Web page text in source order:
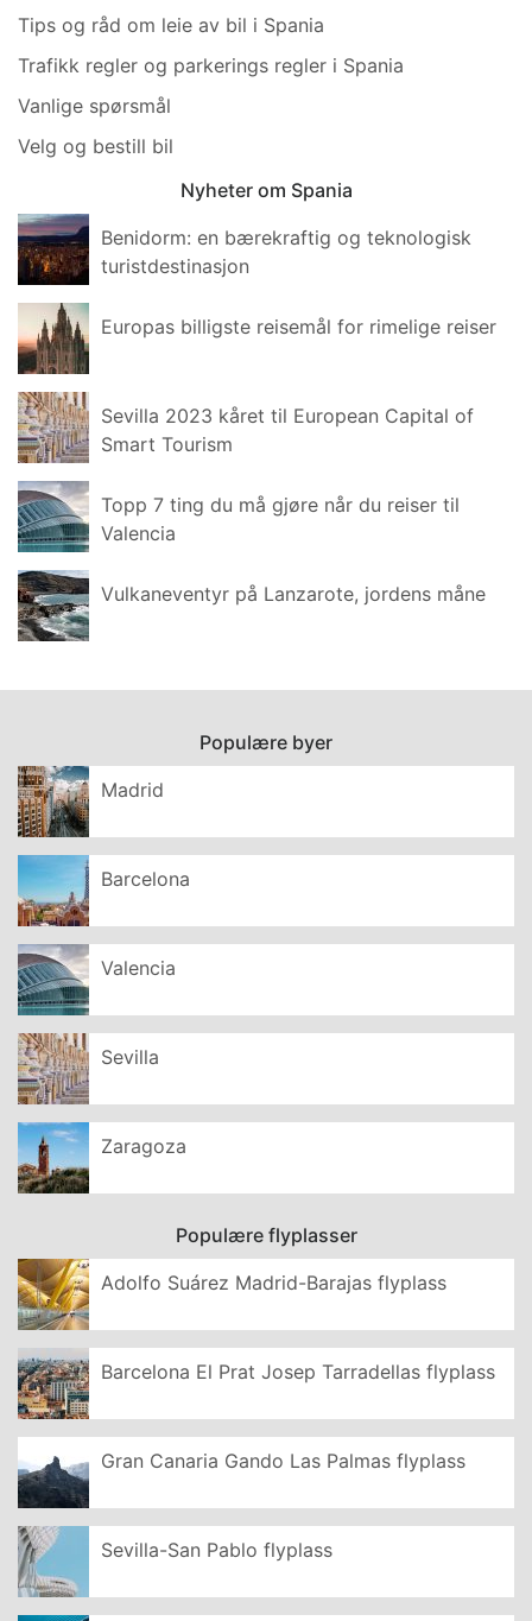
Tips og råd om leie av bil i Spania
Trafikk regler og parkerings regler i Spania
Vanlige spørsmål
Velg og bestill bil
Nyheter om Spania
Benidorm: en bærekraftig og teknologisk
turistdestinasjon
Europas billigste reisemål for rimelige reiser
Sevilla 2023 kåret til European Capital of
Smart Tourism
Topp 7 ting du må gjøre når du reiser til
Valencia
Vulkaneventyr på Lanzarote, jordens måne
Populære byer
Madrid
Barcelona
Valencia
Sevilla
Zaragoza
Populære flyplasser
Adolfo Suárez Madrid-Barajas flyplass
Barcelona El Prat Josep Tarradellas flyplass
Gran Canaria Gando Las Palmas flyplass
Sevilla-San Pablo flyplass